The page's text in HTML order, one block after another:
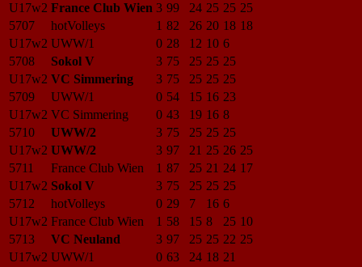
U17w2 France Club Wien 3 99 24 25 25 25
5707
hotVolleys 1 82 26 20 18 18
U17w2 UWW/1 0 28 12 10 6
5708
Sokol V 3 75 25 25 25
U17w2 VC Simmering 3 75 25 25 25
5709
UWW/1 0 54 15 16 23
U17w2 VC Simmering 0 43 19 16 8
5710
UWW/2 3 75 25 25 25
U17w2 UWW/2 3 97 21 25 26 25
5711
France Club Wien 1 87 25 21 24 17
U17w2 Sokol V 3 75 25 25 25
5712
hotVolleys 0 29 7 16 6
U17w2 France Club Wien 1 58 15 8 25 10
5713
VC Neuland 3 97 25 25 22 25
U17w2 UWW/1 0 63 24 18 21